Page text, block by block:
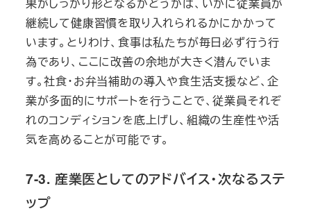
継続して健康習慣を取り入れられるかにかかって
います。とりわけ、食事は私たちが毎日必ず行う行
為であり、ここに改善の余地が大きく潜んでいま
す。社食・お弁当補助の導入や食生活支援など、企
業が多面的にサポートを行うことで、従業員それぞ
れのコンディションを底上げし、組織の生産性や活
気を高めることが可能です。
7-3. 産業医としてのアドバイス・次なるステ
ップ